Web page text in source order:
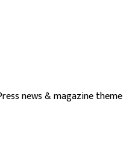
news & magazine theme